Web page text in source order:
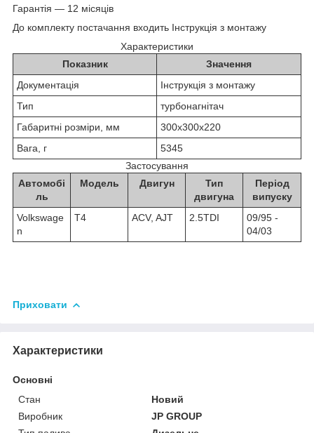
Гарантія — 12 місяців
До комплекту постачання входить Інструкція з монтажу
Характеристики
Показник
Значення
Документація
Інструкція з монтажу
Тип
турбонагнітач
Габаритні розміри, мм
300х300х220
Вага, г
5345
Застосування
Автомобі
ль
Модель Двигун
Тип
двигуна
Період
випуску
Volkswage
n
T4 ACV, AJT 2.5TDI
09/95 -
04/03
Приховати
Характеристики
Основні
Стан
Новий
Виробник
JP GROUP